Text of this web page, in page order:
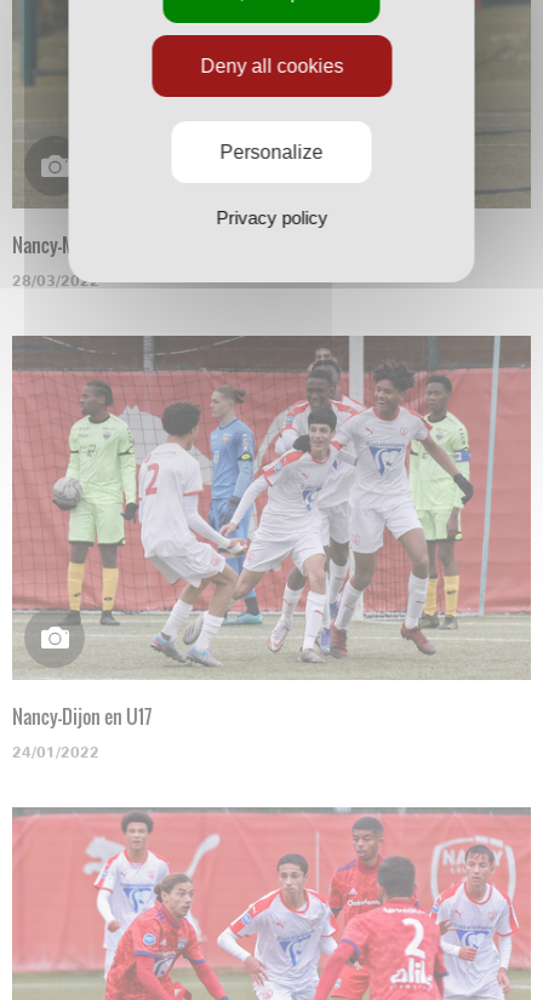
Nancy-Mulhouse en N3
28/03/2022
Nancy-Dijon en U17
24/01/2022
Deny all cookies
Personalize
Privacy policy